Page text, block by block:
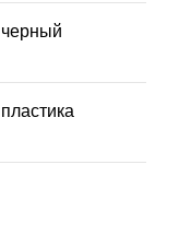
черный
пластика